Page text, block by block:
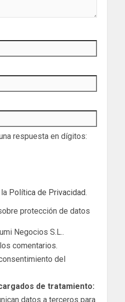
respuesta en dígitos:
Política de Privacidad.
protección de datos
Negocios S.L..
comentarios.
del
de tratamiento:
datos a terceros para